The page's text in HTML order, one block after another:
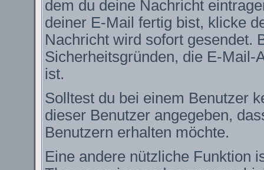
dem du deine Nachricht
deiner E-Mail fertig bist, klicke
Nachricht wird sofort gesendet.
Sicherheitsgründen, die E-Mail-
ist.
Solltest du bei einem Benutzer
dieser Benutzer angegeben,
Benutzern erhalten möchte.
Eine andere nützliche Funktion